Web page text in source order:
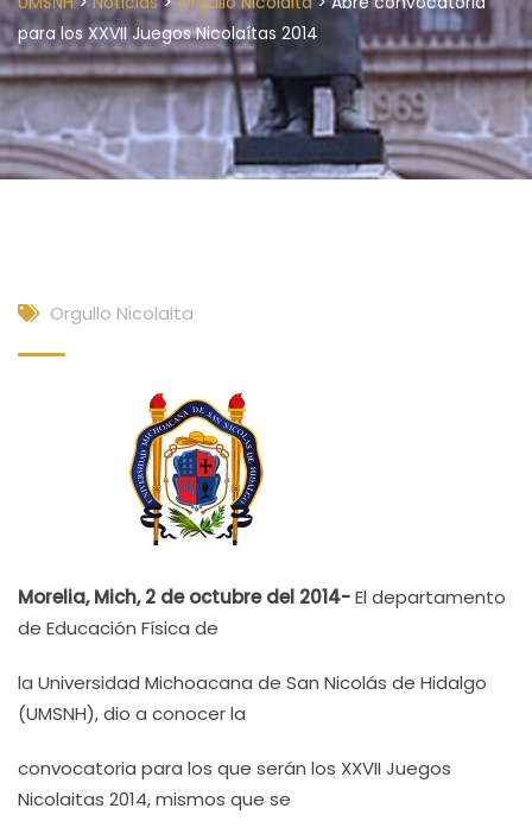
para los XXVII Juegos Nicolaítas 2014
Orgullo Nicolaita
Morelia, Mich, 2 de octubre del 2014-El departamento
de Educación Física de
la Universidad Michoacana de San Nicolás de Hidalgo
(UMSNH), dio a conocer la
convocatoria para los que serán los XXVII Juegos
Nicolaitas 2014, mismos que se